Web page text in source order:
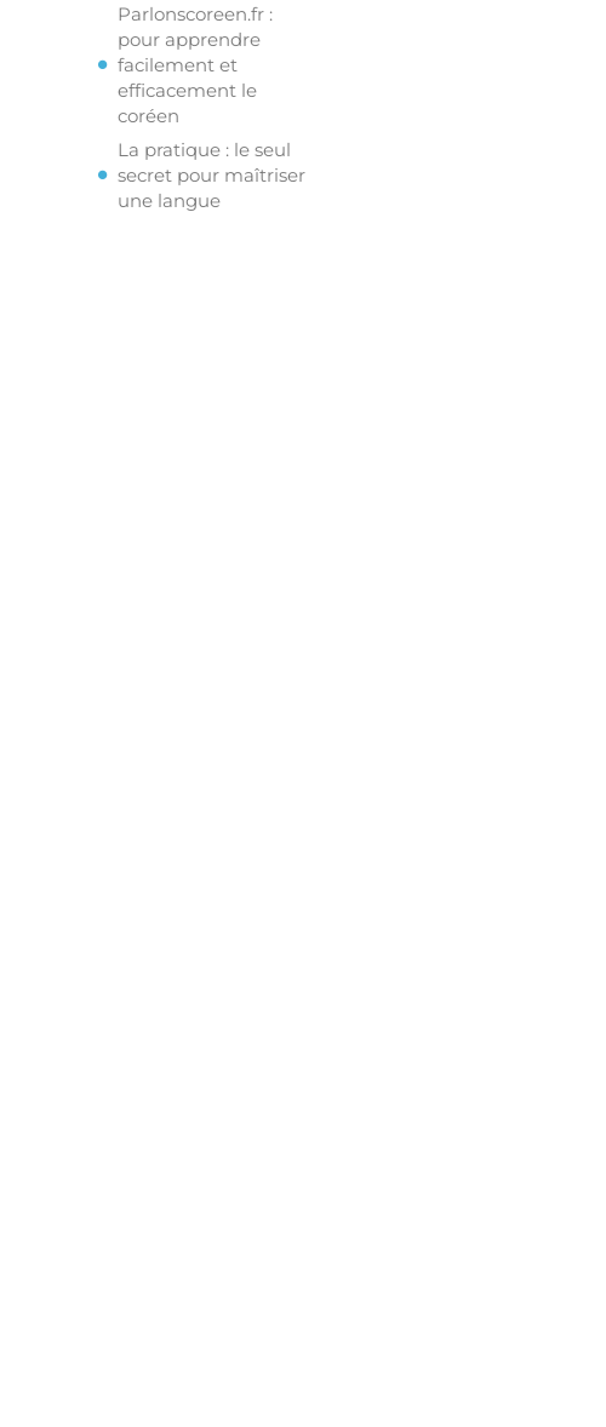
Parlonscoreen.fr :
pour apprendre
facilement et
efficacement le
coréen
La pratique : le seul
secret pour maîtriser
une langue